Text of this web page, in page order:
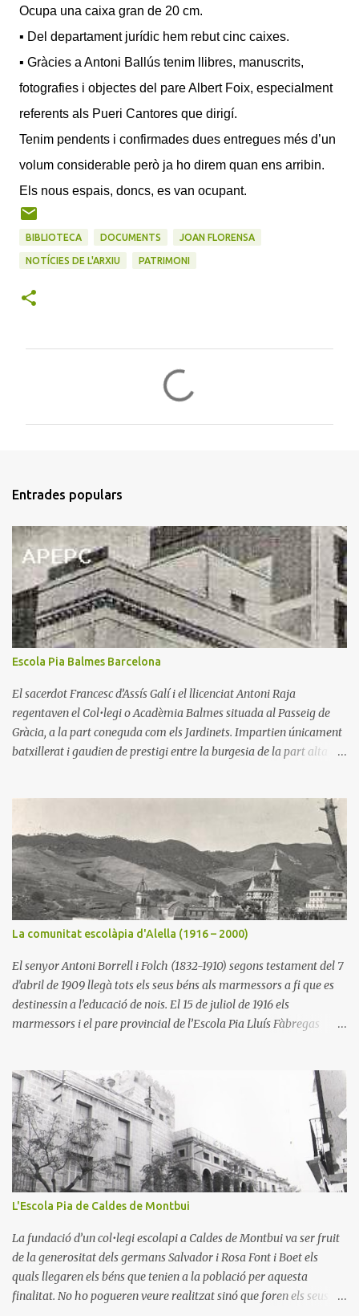
Ocupa una caixa gran de 20 cm.
▪ Del departament jurídic hem rebut cinc caixes.
▪ Gràcies a Antoni Ballús tenim llibres, manuscrits,
fotografies i objectes del pare Albert Foix, especialment
referents als Pueri Cantores que dirigí.
Tenim pendents i confirmades dues entregues més d’un
volum considerable però ja ho direm quan ens arribin.
Els nous espais, doncs, es van ocupant.
BIBLIOTECA DOCUMENTS JOAN FLORENSA
NOTÍCIES DE L'ARXIU PATRIMONI
t
r
i
s
Entrades populars
Escola Pia Balmes Barcelona
El sacerdot Francesc d’Assís Galí i el llicenciat Antoni Raja
regentaven el Col•legi o Acadèmia Balmes situada al Passeig de
Gràcia, a la part coneguda com els Jardinets. Impartien únicament
batxillerat i gaudien de prestigi entre la burgesia de la part alta de
l’escola resultà insuficient per a alumnes i comunitat escolàpia.
Aquests llogaren una casa més àmplia que l’anterior al carrer
Còrsega número 325. El pare Jaume Orriols, rector de 1902 a 1912,
hi incorporà alumnes de primària, és a dir des dels sis anys. Això
l’obligà a adquirir la casa veïna. El nombre d’alumnes augmentà
considerablement. El 1926 el pare rector Salvador Soler comprà
un solar al xamfrà de la Travessera de Gràcia amb el carrer Balmes
i començà les obres per un nou edifici de col•legi, el qual s’inaugurà
el vint-...
La comunitat escolàpia d'Alella (1916 – 2000)
El senyor Antoni Borrell i Folch (1832-1910) segons testament del 7
d’abril de 1909 llegà tots els seus béns als marmessors a fi que es
destinessin a l’educació de nois. El 15 de juliol de 1916 els
marmessors i el pare provincial de l’Escola Pia Lluís Fàbregas
dur a terme la voluntat del fundador. El 27 de juliol de 1916 es
constituí la primera comunitat d’escolapis. El rector va ser el pare
Josep Ricart. Els juniors que estudiaven els darrers cursos de
teologia a Moià s’hi traslladaren per a continuar-los sota el
mestratge del pare Agustí Cuadras. El setembre següent s’obriren
les classes als nois del poble. El 23 de setembre de 1925 el pare
rector Joaquim Flaquer inaugura els dos pisos que s’acabaven
alguns desperfectes de la cúpula del saló de cristall. En aquest curs
(1925-1926) hi...
L'Escola Pia de Caldes de Montbui
La fundació d’un col•legi escolapi a Caldes de Montbui va ser fruit
de la generositat dels germans Salvador i Rosa Font i Boet els
quals llegaren els béns que tenien a la població per aquesta
finalitat. No ho pogueren veure realitzat sinó que foren els seus